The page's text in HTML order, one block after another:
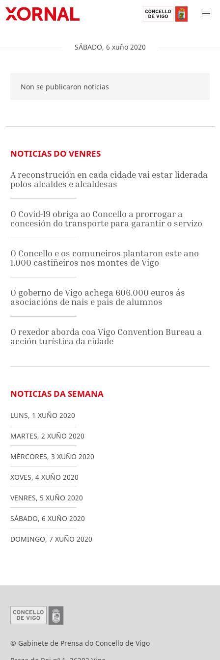
SÁBADO, 6 xuño 2020
Non se publicaron noticias
NOTICIAS DO VENRES
A reconstrución en cada cidade vai estar liderada
polos alcaldes e alcaldesas
O Covid-19 obriga ao Concello a prorrogar a
concesión do transporte para garantir o servizo
O Concello e os comuneiros plantaron este ano
1.000 castiñeiros nos montes de Vigo
O goberno de Vigo achega 606.000 euros ás
asociacións de nais e pais de alumnos
O rexedor aborda coa Vigo Convention Bureau a
acción turística da cidade
NOTICIAS DA SEMANA
LUNS, 1 XUÑO 2020
MARTES, 2 XUÑO 2020
MÉRCORES, 3 XUÑO 2020
XOVES, 4 XUÑO 2020
VENRES, 5 XUÑO 2020
SÁBADO, 6 XUÑO 2020
DOMINGO, 7 XUÑO 2020
© Gabinete de Prensa do Concello de Vigo